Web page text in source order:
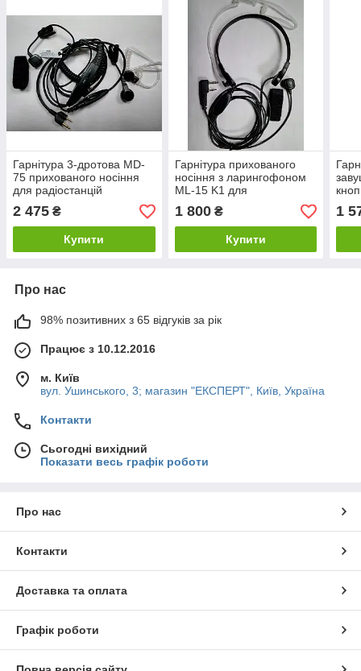
Гарнітура 3-дротова MD-
75 прихованого носіння
для радіостанцій
Icom/Midland/Alan
2 475 ₴
Купити
Гарнітура прихованого
носіння з ларингофоном
ML-15 K1 для
радіостанцій Kenwood /
Baofeng / Wouxun /
Quansheng
1 800₴
Купити
1
Про нас
98% позитивних з 65 відгуків за рік
Працює з 10.12.2016
м. Київ
вул. Ушинського, 3; магазин "ЕКСПЕРТ", Київ, Україна
Контакти
Сьогодні вихідний
Показати весь графік роботи
Про нас
Контакти
Доставка та оплата
Графік роботи